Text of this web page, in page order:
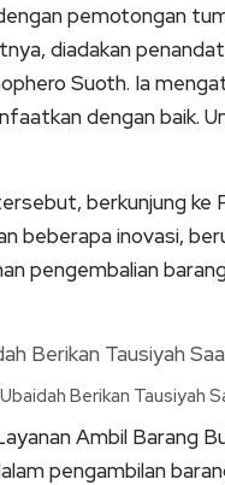
pemotongan
diadakan
Suoth. Ia
dengan baik.
berkunjung ke
beberapa inovasi,
pengembalian
Berikan Tausiyah
Ambil Barang
pengambilan